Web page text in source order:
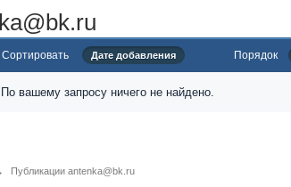
Сортировать Дате добавления Порядок
По вашему запросу ничего не найдено.
Публикации antenka@bk.ru